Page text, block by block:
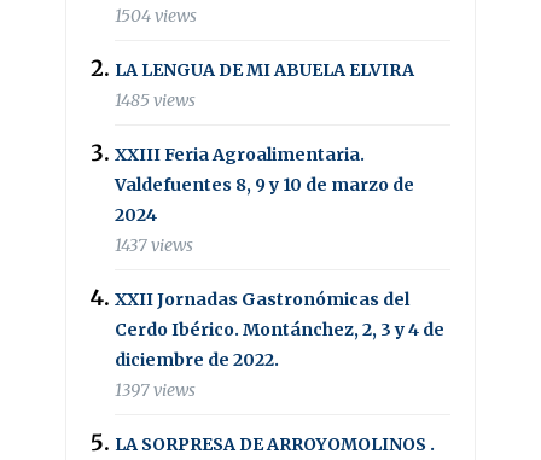
1504 views
LA LENGUA DE MI ABUELA ELVIRA
1485 views
XXIII Feria Agroalimentaria.
Valdefuentes 8, 9 y 10 de marzo de
2024
1437 views
XXII Jornadas Gastronómicas del
Cerdo Ibérico. Montánchez, 2, 3 y 4 de
diciembre de 2022.
1397 views
LA SORPRESA DE ARROYOMOLINOS .